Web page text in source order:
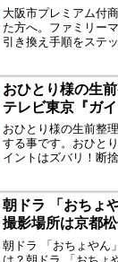
大阪市プレミアム付
た方へ。ファミリー
引き換え手順をステ
後に必要な情報をこ
羅。引換期限は2026
おひとり様の生
テレビ東京『ガイ
おひとり様の生前整
する事です。おひと
イントはズバリ！断
朝ドラ 「おちょ
撮影場所は京都松
朝ドラ 「おちょやん